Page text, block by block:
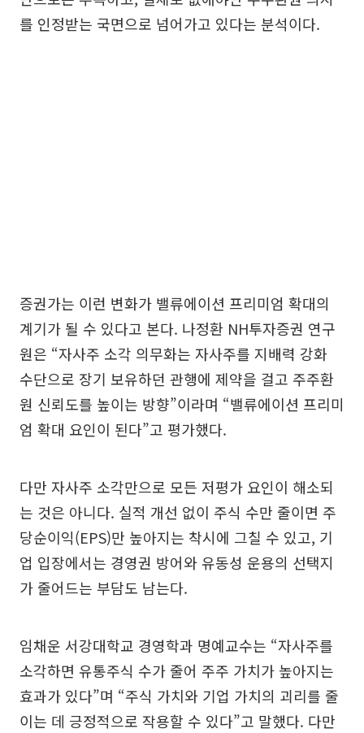
를 인정받는 국면으로 넘어가고 있다는 분석이다.
증권가는 이런 변화가 밸류에이션 프리미엄 확대의
계기가 될 수 있다고 본다. 나정환 NH투자증권 연구
원은 “자사주 소각 의무화는 자사주를 지배력 강화
수단으로 장기 보유하던 관행에 제약을 걸고 주주환
원 신뢰도를 높이는 방향”이라며 “밸류에이션 프리미
엄 확대 요인이 된다”고 평가했다.
다만 자사주 소각만으로 모든 저평가 요인이 해소되
는 것은 아니다. 실적 개선 없이 주식 수만 줄이면 주
당순이익(EPS)만 높아지는 착시에 그칠 수 있고, 기
업 입장에서는 경영권 방어와 유동성 운용의 선택지
가 줄어드는 부담도 남는다.
임채운 서강대학교 경영학과 명예교수는 “자사주를
소각하면 유통주식 수가 줄어 주주 가치가 높아지는
효과가 있다”며 “주식 가치와 기업 가치의 괴리를 줄
이는 데 긍정적으로 작용할 수 있다”고 말했다. 다만